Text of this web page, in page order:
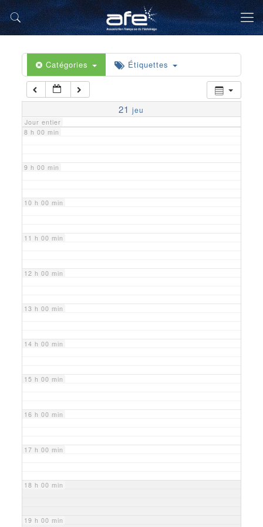
Catégories Étiquettes
21 jeu
Jour entier
5 h 00 min
6 h 00 min
7 h 00 min
8 h 00 min
9 h 00 min
10 h 00 min
11 h 00 min
12 h 00 min
13 h 00 min
14 h 00 min
15 h 00 min
16 h 00 min
17 h 00 min
18 h 00 min
19 h 00 min